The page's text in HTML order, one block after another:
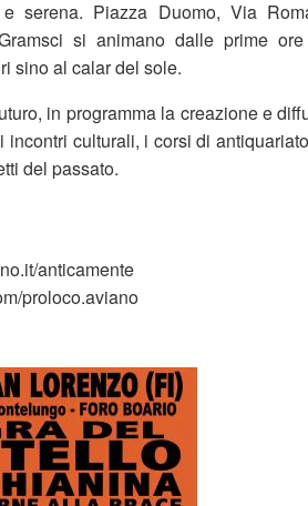
serena. Piazza Duomo, Via
si animano dalle prime
sino al calar del sole.
in programma la creazione e
incontri culturali, i corsi di
del passato.
anticamente
proloco.aviano